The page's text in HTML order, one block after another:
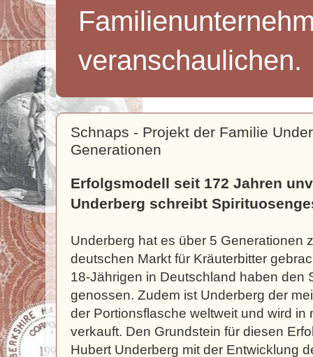
veranschaulichen.
Schnaps - Projekt der Familie
Generationen
Erfolgsmodell seit 172 Jahren
Underberg schreibt
Underberg hat es über 5 Generationen
deutschen Markt für Kräuterbitter
18-Jährigen in Deutschland haben den
genossen. Zudem ist Underberg der
der Portionsflasche weltweit und wird in
verkauft. Den Grundstein für diesen
Hubert Underberg mit der Entwicklung